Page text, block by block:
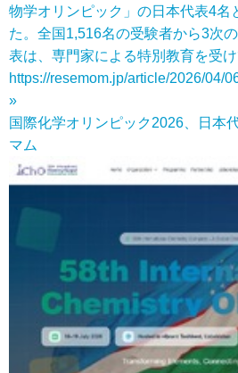
物学オリンピック」の日本代表4名
た。全国1,516名の受験者から3次
表は、専門家による特別教育を受け
https://resemom.jp/article/2026/04/
»
国際化学オリンピック2026、日本
マム